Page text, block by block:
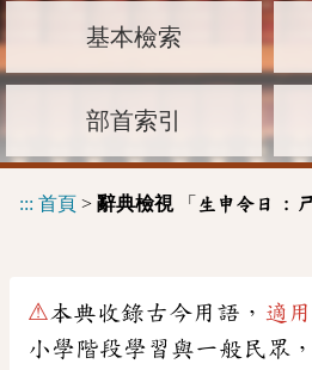
基本檢索
部首索引
::: 首頁 > 辭典檢視「 生申令日 :
⚠本典收錄古今用語， 適
小學階段學習與一般民眾